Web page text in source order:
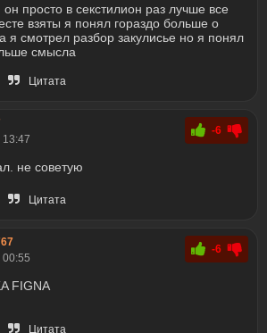
просто в секстилион раз лучше все
взяты я понял гораздо больше о
я смотрел разбор закулисье но я понял
смысла
Цитата
-6
не советую
Цитата
-6
FIGNA
Цитата